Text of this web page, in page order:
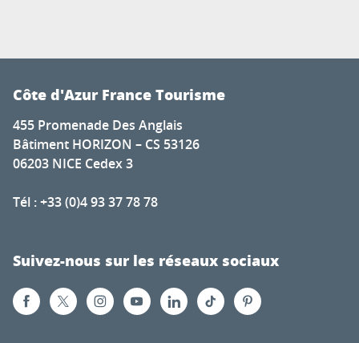
Côte d'Azur France Tourisme
455 Promenade Des Anglais
Bâtiment HORIZON – CS 53126
06203 NICE Cedex 3
Tél : +33 (0)4 93 37 78 78
Suivez-nous sur les réseaux sociaux